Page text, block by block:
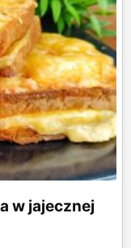
w jajecznej